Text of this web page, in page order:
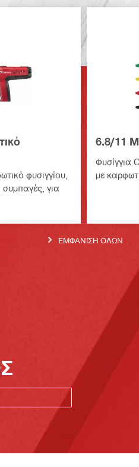
φυσιγγίου,
για
6.8/11
Φυσίγγια
με
ΕΜΦΆΝΙΣΗ ΌΛΩΝ